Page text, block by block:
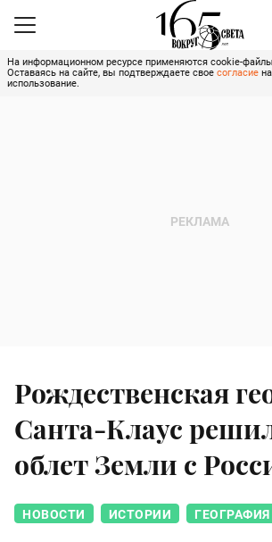
На информационном ресурсе применяются cookie-
Оставаясь на сайте, вы подтверждаете свое согласие
использование.
Рождественская
Санта-Клаус
облет Земли с
НОВОСТИ ИСТОРИИ ГЕОГРАФИЯ